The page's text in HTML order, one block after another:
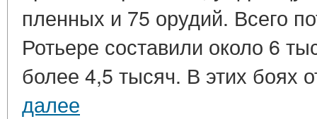
пленных и 75 орудий. Всего
Ротьере составили около 6
более 4,5 тысяч. В этих боях
далее